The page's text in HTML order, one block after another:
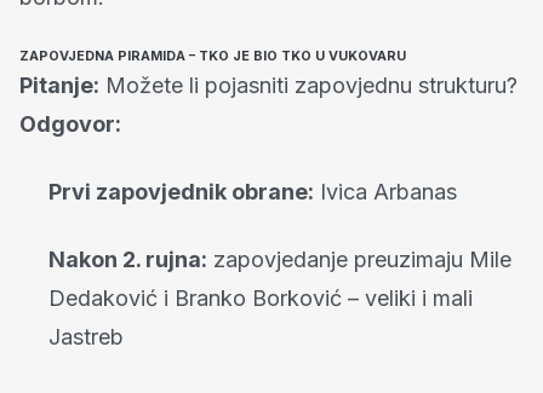
ZAPOVJEDNA PIRAMIDA – TKO JE BIO TKO U VUKOVARU
Pitanje: Možete li pojasniti zapovjednu strukturu?
Odgovor:
Prvi zapovjednik obrane: Ivica Arbanas
Nakon 2. rujna: zapovjedanje preuzimaju Mile
Dedaković i Branko Borković – veliki i mali
Jastreb